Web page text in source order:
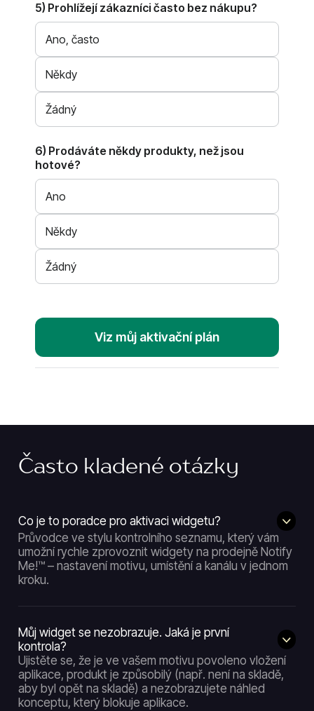
5) Prohlížejí zákazníci často bez nákupu?
Ano, často
Někdy
Žádný
6) Prodáváte někdy produkty, než jsou
hotové?
Ano
Někdy
Žádný
Viz můj aktivační plán
Často kladené otázky
Co je to poradce pro aktivaci widgetu?
Průvodce ve stylu kontrolního seznamu, který vám
umožní rychle zprovoznit widgety na prodejně Notify
Me!™ – nastavení motivu, umístění a kanálu v jednom
kroku.
Můj widget se nezobrazuje. Jaká je první
kontrola?
Ujistěte se, že je ve vašem motivu povoleno vložení
aplikace, produkt je způsobilý (např. není na skladě,
aby byl opět na skladě) a nezobrazujete náhled
konceptu, který blokuje aplikace.